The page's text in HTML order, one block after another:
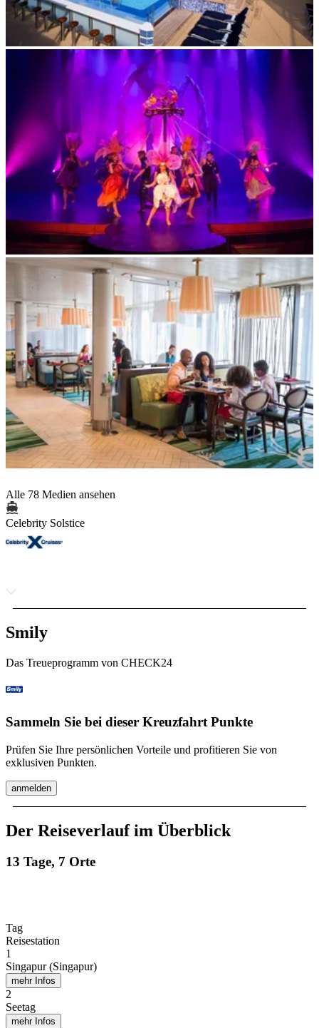
Alle 78 Medien ansehen
Celebrity Solstice
Smily
Das Treueprogramm von CHECK24
Sammeln Sie bei dieser Kreuzfahrt Punkte
Prüfen Sie Ihre persönlichen Vorteile und profitieren Sie von
exklusiven Punkten.
anmelden
Der Reiseverlauf im Überblick
13 Tage, 7 Orte
Tag
Reisestation
1
Singapur (Singapur)
mehr Infos
2
Seetag
mehr Infos